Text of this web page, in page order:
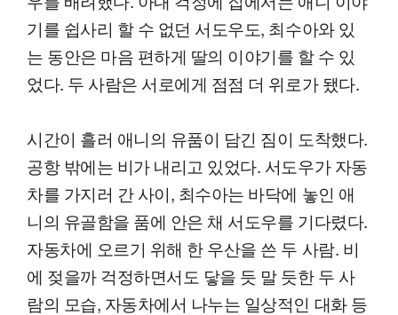
기를 쉽사리 할 수 없던 서도우도, 최수아와 있
는 동안은 마음 편하게 딸의 이야기를 할 수 있
었다. 두 사람은 서로에게 점점 더 위로가 됐다.
시간이 흘러 애니의 유품이 담긴 짐이 도착했다.
공항 밖에는 비가 내리고 있었다. 서도우가 자동
차를 가지러 간 사이, 최수아는 바닥에 놓인 애
니의 유골함을 품에 안은 채 서도우를 기다렸다.
자동차에 오르기 위해 한 우산을 쓴 두 사람. 비
에 젖을까 걱정하면서도 닿을 듯 말 듯한 두 사
람의 모습, 자동차에서 나누는 일상적인 대화 등